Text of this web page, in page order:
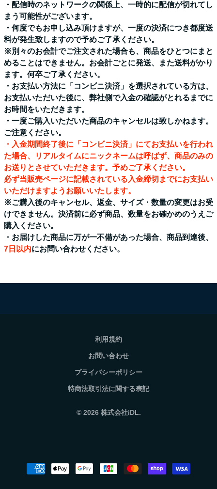
・配信時のネットワークの関係上、一時的に配信が切れてし
まう可能性がございます。
・何度でもお申し込み頂けますが、一度の決済につき都度送
料が発生致しますので予めご了承ください。
※別々のお会計でご注文された場合も、商品をひとつにまと
めることはできません。お会計ごとに発送、また送料がかり
ます。何卒ご了承ください。
・お支払い方法に「コンビニ決済」を選択されている方は、
お支払いただいた後に、弊社側で入金の確認がとれるまでに
お時間をいただきます。
・一度ご購入いただいた商品のキャンセルは致しかねます。
ご注意ください。
・入金期間終了後に「コンビニ決済」にてお支払いを行われ
た場合、リアルタイムにニックネームは呼ばず、商品のみの
お送りとさせていただきます。予めご了承ください。
必ず当販売ページに記載されている入金締切までにお支払い
いただけますようお願いいたします。
※ご購入後のキャンセル、返金、サイズ・数量の変更はお受
けできません。決済前に必ず商品、数量をお確かめのうえご
購入ください。
・お届けした商品に万が一不備があった場合、商品到達後、
7日以内にお問い合わせください。
利用規約
お問い合わせ
プライバシーポリシー
特商法取引法に関する表記
© 2026 株式会社iDL.